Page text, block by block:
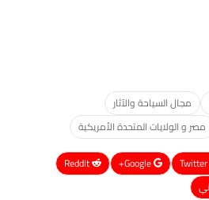
مجال السياحة والآثار
مصر و الولايات المتحدة الأمريكية
Google+
ReddIt